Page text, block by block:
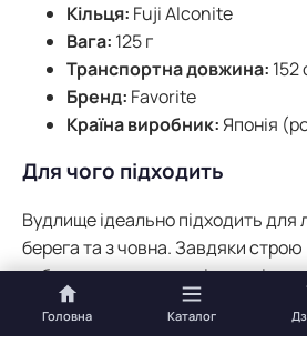
Кільця: Fuji Alconite
Вага: 125 г
Транспортна довжина: 152
Бренд: Favorite
Країна виробник:Японія
Для чого підходить
Вудлище ідеально підходить для
берега та з човна. Завдяки строю
забезпечуються точні далекі
підсікання. Підходить для лову
інших хижих риб, залежно від
Головна Каталог